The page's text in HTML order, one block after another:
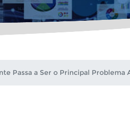
Passa a Ser o Principal Problema